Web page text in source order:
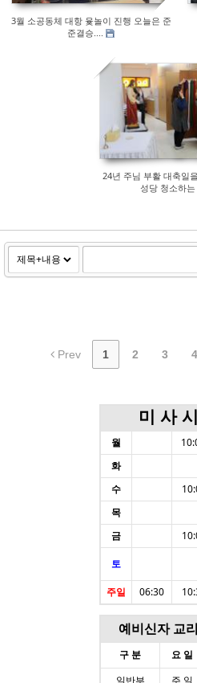
3월 소공동체 대항 윷놀이 진행 오늘은 준
준결승....
273
24년 주님 부활 대축일
성당 청소하는
Prev 1 2 3 4
미 사
월
화
수
목
금
토
주일
06:30
예비신자 교
구 분 요 일